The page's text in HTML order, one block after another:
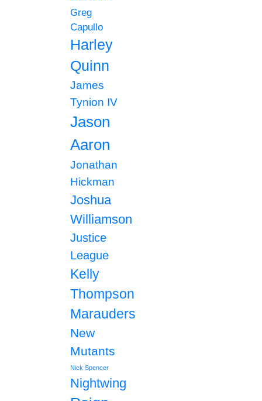
Greg
Capullo
Harley
Quinn
James
Tynion IV
Jason
Aaron
Jonathan
Hickman
Joshua
Williamson
Justice
League
Kelly
Thompson
Marauders
New
Mutants
Nick Spencer
Nightwing